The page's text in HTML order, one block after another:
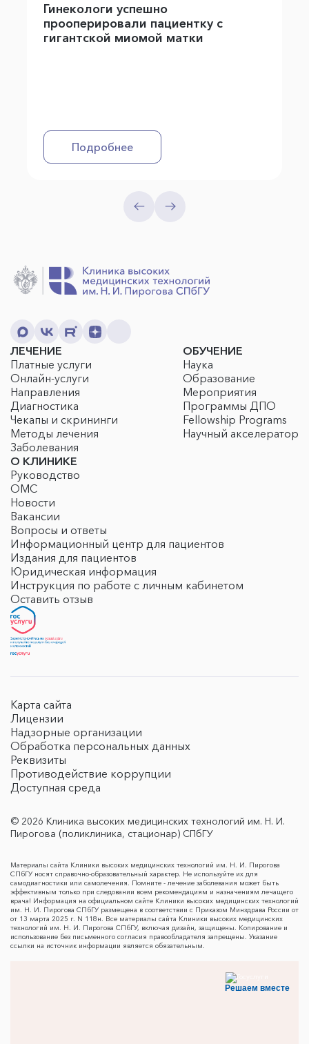
Гинекологи успешно
прооперировали пациентку с
гигантской миомой матки
Подробнее
ЛЕЧЕНИЕ
Платные услуги
Онлайн-услуги
Направления
Диагностика
Чекапы и скрининги
Методы лечения
Заболевания
ОБУЧЕНИЕ
Наука
Образование
Мероприятия
Программы ДПО
Fellowship Programs
Научный акселератор
О КЛИНИКЕ
Руководство
ОМС
Новости
Вакансии
Вопросы и ответы
Информационный центр для пациентов
Издания для пациентов
Юридическая информация
Инструкция по работе с личным кабинетом
Оставить отзыв
Карта сайта
Лицензии
Надзорные организации
Обработка персональных данных
Реквизиты
Противодействие коррупции
Доступная среда
© 2026 Клиника высоких медицинских технологий им. Н. И.
Пирогова (поликлиника, стационар) СПбГУ
Материалы сайта Клиники высоких медицинских технологий им. Н. И. Пирогова
СПбГУ носят справочно-образовательный характер. Не используйте их для
самодиагностики или самолечения. Помните - лечение заболевания может быть
эффективным только при следовании всем рекомендациям и назначениям лечащего
врача! Информация на официальном сайте Клиники высоких медицинских технологий
им. Н. И. Пирогова СПбГУ размещена в соответствии с Приказом Минздрава России от
от 13 марта 2025 г. N 118н. Все материалы сайта Клиники высоких медицинских
технологий им. Н. И. Пирогова СПбГУ, включая дизайн, защищены. Копирование и
использование без письменного согласия правообладателя запрещены. Указание
ссылки на источник информации является обязательным.
Решаем вместе